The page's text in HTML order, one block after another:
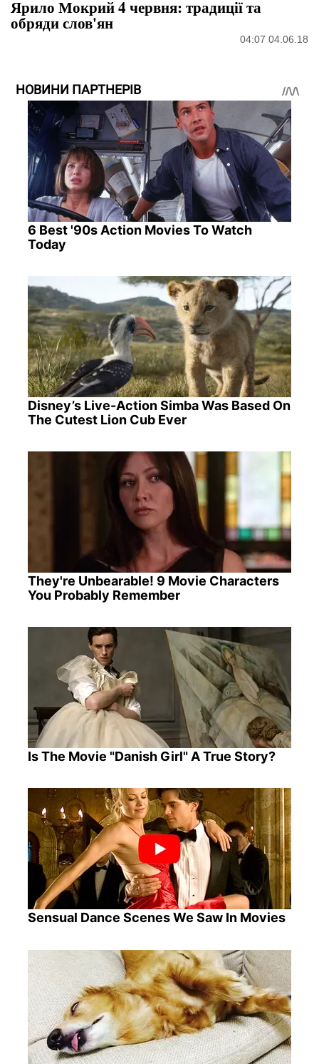
Ярило Мокрий 4 червня: традиції та
обряди слов'ян
04:07 04.06.18
НОВИНИ ПАРТНЕРІВ
6 Best '90s Action Movies To Watch
Today
Disney’s Live-Action Simba Was Based On
The Cutest Lion Cub Ever
They're Unbearable! 9 Movie Characters
You Probably Remember
Is The Movie "Danish Girl" A True Story?
Sensual Dance Scenes We Saw In Movies